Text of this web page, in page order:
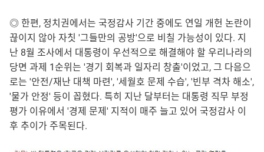
◎ 한편, 정치권에서는 국정감사 기간 중에도 연일 개헌 논란이
끊이지 않아 자칫 '그들만의 공방'으로 비칠 가능성이 있다. 지
난 8월 조사에서 대통령이 우선적으로 해결해야 할 우리나라의
당면 과제 1순위는 '경기 회복과 일자리 창출'이었고, 그 다음으
로는 '안전/재난 대책 마련', '세월호 문제 수습', '빈부 격차 해소',
'물가 안정' 등이 꼽혔다. 특히 지난 달부터는 대통령 직무 부정
평가 이유에서 '경제 문제' 지적이 매주 늘고 있어 국정감사 이
후 추이가 주목된다.